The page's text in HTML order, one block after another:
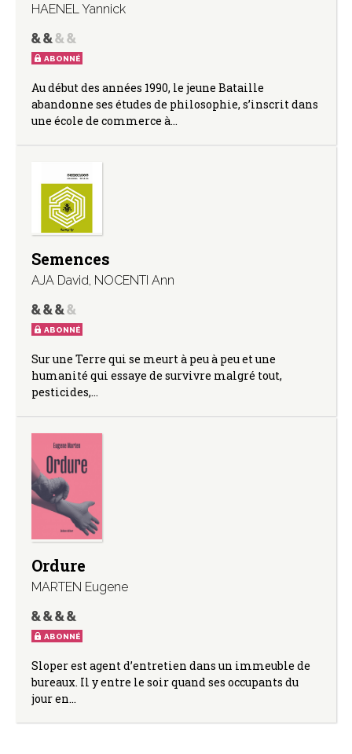
HAENEL Yannick
ABONNÉ
Au début des années 1990, le jeune Bataille
abandonne ses études de philosophie, s’inscrit dans
une école de commerce à…
Semences
AJA David, NOCENTI Ann
ABONNÉ
Sur une Terre qui se meurt à peu à peu et une
humanité qui essaye de survivre malgré tout,
pesticides,…
Ordure
MARTEN Eugene
ABONNÉ
Sloper est agent d’entretien dans un immeuble de
bureaux. Il y entre le soir quand ses occupants du
jour en…